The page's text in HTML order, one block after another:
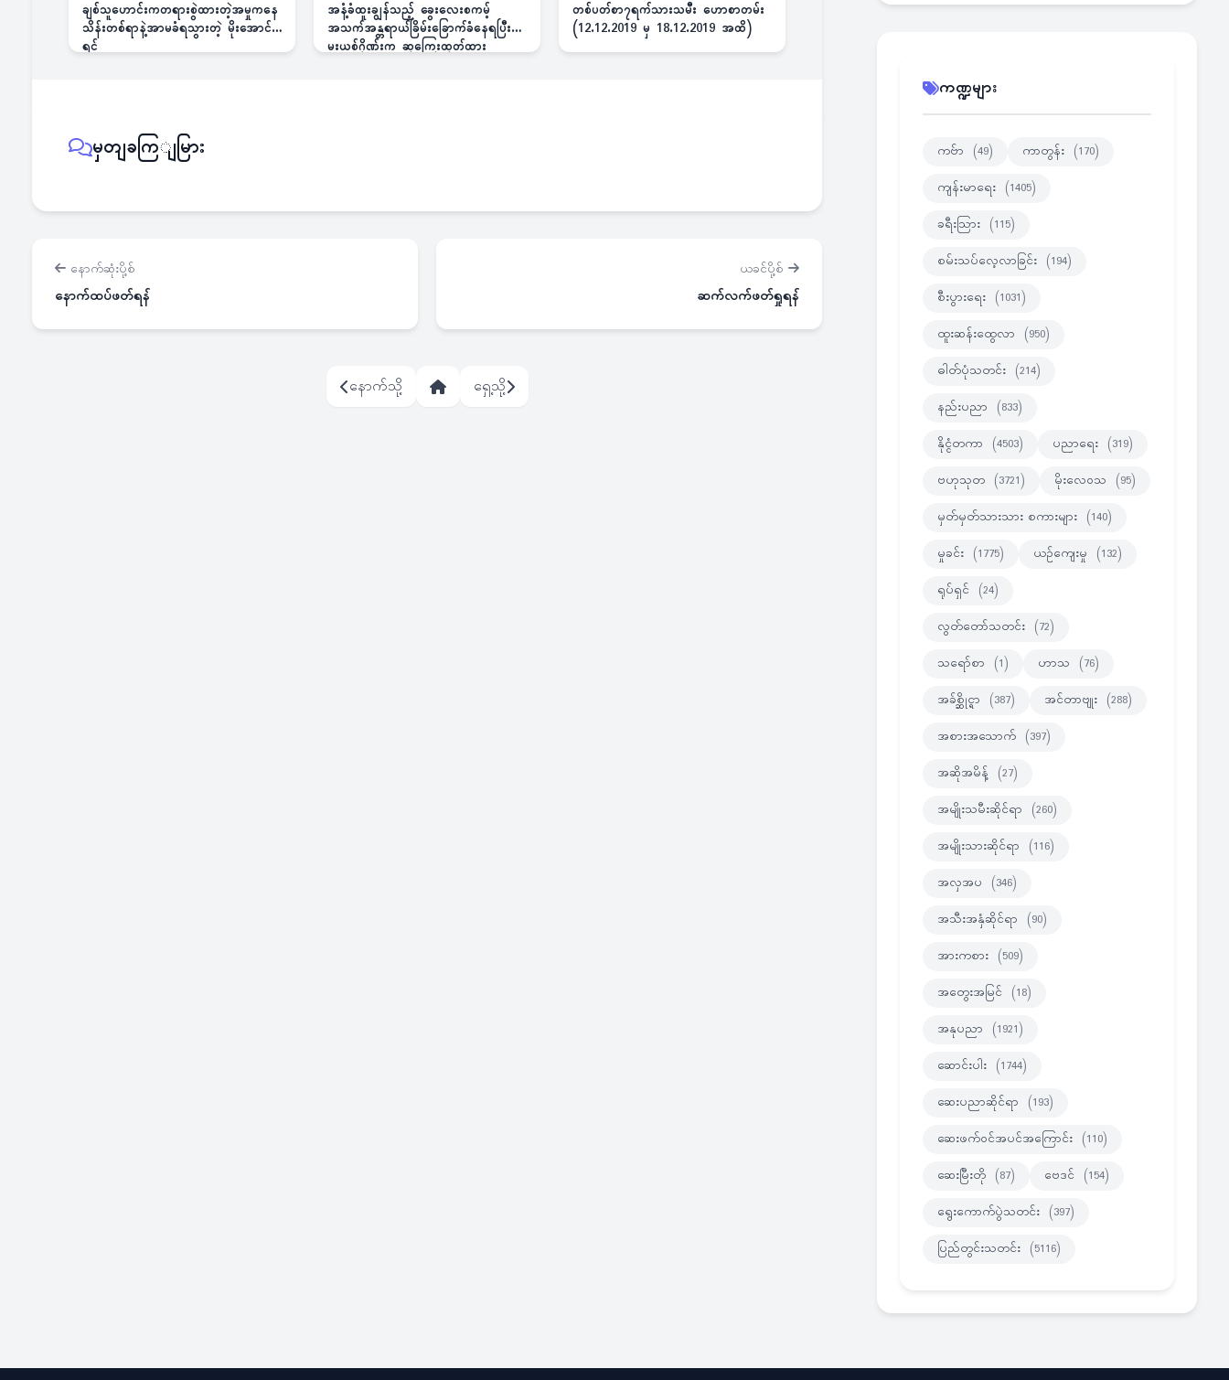
ချစ်သူဟောင်းကတရားစွဲထားတဲ့အမှုကနေ
သိန်းတစ်ရာနဲ့အာမခံရသွားတဲ့ မိုးအောင်
ရင်
အနံ့ခံထူးချွန်သည့် ခွေးလေးစကမ့်
အသက်အန္တရာယ်ခြိမ်းခြောက်ခံနေရပြီး
မူးယစ်ဂိုဏ်းက ဆုကြေးထုတ်ထား
တစ်ပတ်စာ၇ရက်သားသမီး ဟောစာတမ်း
(12.12.2019 မှ 18.12.2019 အထိ)
မှတျခကြျမြား
နောက်ဆုံးပို့စ်
နောက်ထပ်ဖတ်ရန်
ယခင်ပို့စ်
ဆက်လက်ဖတ်ရှုရန်
နောက်သို့ ရှေ့သို့
ကဏ္ဍများ
ကဗ်ာ (49) ကာတွန်း (170)
ကျန်းမာရေး (1405)
ခရီးသြား (115)
စမ်းသပ်လေ့လာခြင်း (194)
စီးပွားရေး (1031)
ထူးဆန်းထွေလာ (950)
ဓါတ်ပုံသတင်း (214)
နည်းပညာ (833)
နိုင္ငံတကာ (4503) ပညာရေး (319)
ဗဟုသုတ (3721) မိုးလေဝသ (95)
မှတ်မှတ်သားသား စကားများ (140)
မှုခင်း (1775) ယဉ်ကျေးမှု (132)
ရုပ်ရှင် (24)
လွတ်တော်သတင်း (72)
သရော်စာ (1) ဟာသ (76)
အခ်စ္ဆိုင္ရာ (387) အင်တာဗျုး (288)
အစားအသောက် (397)
အဆိုအမိန့် (27)
အမျိုးသမီးဆိုင်ရာ (260)
အမျိုးသားဆိုင်ရာ (116)
အလှအပ (346)
အသီးအနှံဆိုင်ရာ (90)
အားကစား (509)
အတွေးအမြင် (18)
အနုပညာ (1921)
ဆောင်းပါး (1744)
ဆေးပညာဆိုင်ရာ (193)
ဆေးဖက်ဝင်အပင်အကြောင်း (110)
ဆေးမြီးတို (87) ဗေဒင် (154)
ရွေးကောက်ပွဲသတင်း (397)
ပြည်တွင်းသတင်း (5116)